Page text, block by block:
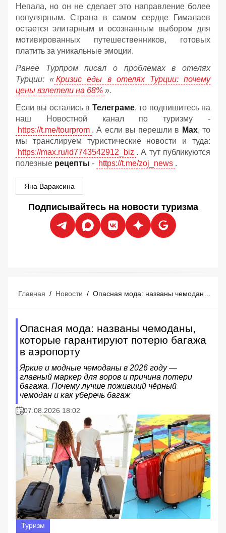
Непала, но он не сделает это направление более
популярным. Страна в самом сердце Гималаев
остается элитарным и осознанным выбором для
мотивированных путешественников, готовых
платить за уникальные эмоции.
Ранее Турпром писал о проблемах в отелях
Турции: « Кризис еды в отелях Турции: почему
цены взлетели на 68% ».
Если вы остались в Телеграме, то подпишитесь на
наш Новостной канал по туризму -
https://t.me/tourprom . А если вы перешли в Мах, то
мы транслируем туристические новости и туда:
https://max.ru/id7743542912_biz . А тут публикуются
полезные рецепты - https://t.me/zoj_news .
Яна Вараксина
Подписывайтесь на новости туризма
Главная / Новости /
Опасная мода: названы чемоданы,
которые гарантируют потерю багажа
в аэропорту
Яркие и модные чемоданы в 2026 году —
главный маркер для воров и причина потери
багажа. Почему лучше поживший чёрный
чемодан и как уберечь багаж
07.08.2026 18:02
Туризм